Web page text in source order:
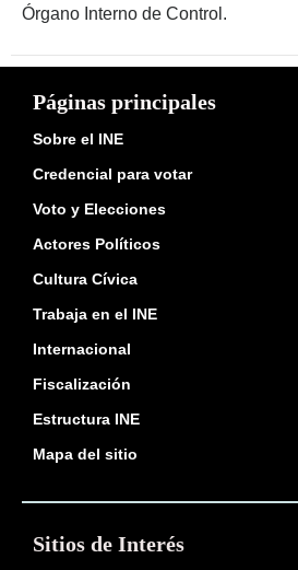
Órgano Interno de Control.
Páginas principales
Sobre el INE
Credencial para votar
Voto y Elecciones
Actores Políticos
Cultura Cívica
Trabaja en el INE
Internacional
Fiscalización
Estructura INE
Mapa del sitio
Sitios de Interés